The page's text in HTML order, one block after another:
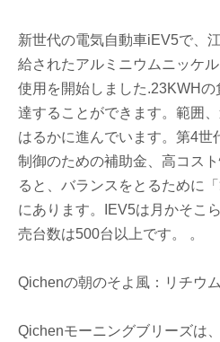
新世代の電気自動車iEV5で、
給されたアルミニウムニッケ
使用を開始しました.23KWH
達することができます。範囲
はるかに進んでいます。第4世
制御のための補助金、高コス
ると、バランスをとるために
にあります。IEV5は月かそこ
売台数は500台以上です。 。
Qichenの朝のそよ風：リチウ
Qichenモーニングブリーズは